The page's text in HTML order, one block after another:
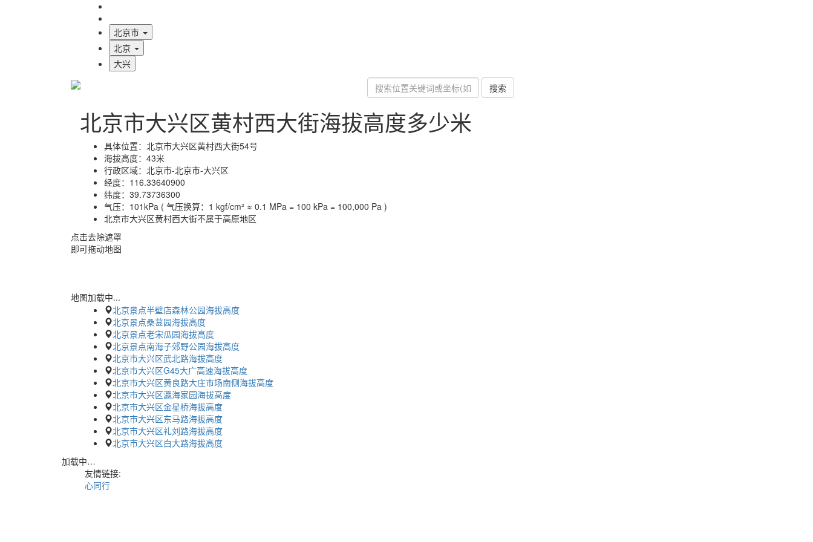
北京市
北京
大兴
搜索
北京市大兴区黄村西大街海拔高度多少米
具体位置： 北京市大兴区黄村西大街54号
海拔高度： 43米
行政区域： 北京市-北京市-大兴区
经度： 116.33640900
纬度： 39.73736300
气压： 101kPa ( 气压换算：1 kgf/cm² ≈ 0.1 MPa = 100 kPa = 100,000 Pa )
北京市大兴区黄村西大街不属于高原地区
点击去除遮罩
即可拖动地图
地图加载中...
北京景点半壁店森林公园海拔高度
北京景点桑葚园海拔高度
北京景点老宋瓜园海拔高度
北京景点南海子郊野公园海拔高度
北京市大兴区武北路海拔高度
北京市大兴区G45大广高速海拔高度
北京市大兴区黄良路大庄市场南侧海拔高度
北京市大兴区瀛海家园海拔高度
北京市大兴区金星桥海拔高度
北京市大兴区东马路海拔高度
北京市大兴区礼刘路海拔高度
北京市大兴区白大路海拔高度
加载中…
友情链接:
心同行